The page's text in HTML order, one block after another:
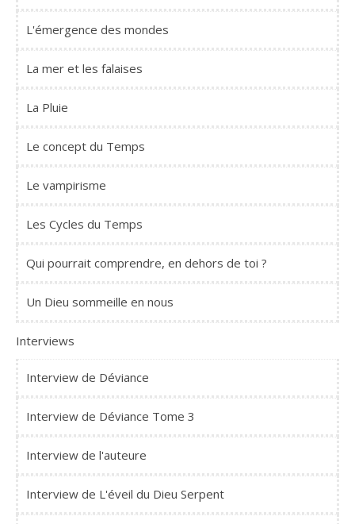
L'émergence des mondes
La mer et les falaises
La Pluie
Le concept du Temps
Le vampirisme
Les Cycles du Temps
Qui pourrait comprendre, en dehors de toi ?
Un Dieu sommeille en nous
Interviews
Interview de Déviance
Interview de Déviance Tome 3
Interview de l'auteure
Interview de L'éveil du Dieu Serpent